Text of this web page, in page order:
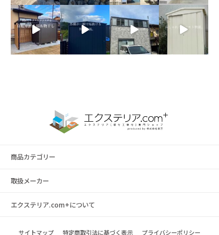
商品カテゴリー
取扱メーカー
エクステリア.com+について
サイトマップ 特定商取引法に基づく表示 プライバシーポリシー